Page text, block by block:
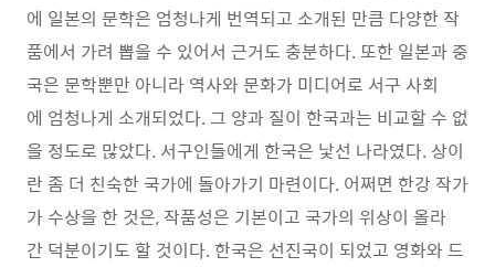
에 일본의 문학은 엄청나게 번역되고 소개된 만큼 다양한 작
품에서 가려 뽑을 수 있어서 근거도 충분하다. 또한 일본과 중
국은 문학뿐만 아니라 역사와 문화가 미디어로 서구 사회
에 엄청나게 소개되었다. 그 양과 질이 한국과는 비교할 수 없
을 정도로 많았다. 서구인들에게 한국은 낯선 나라였다. 상이
란 좀 더 친숙한 국가에 돌아가기 마련이다. 어쩌면 한강 작가
가 수상을 한 것은, 작품성은 기본이고 국가의 위상이 올라
간 덕분이기도 할 것이다. 한국은 선진국이 되었고 영화와 드